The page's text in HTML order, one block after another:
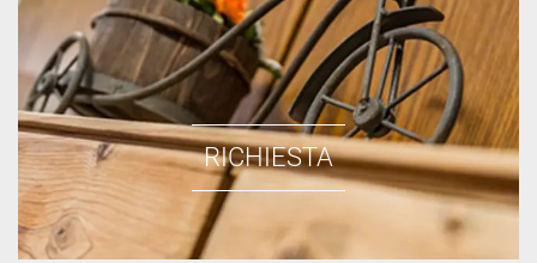
RICHIESTA